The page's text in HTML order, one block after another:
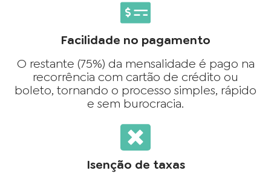
Facilidade no pagamento
O restante (75%) da mensalidade é pago na
recorrência com cartão de crédito ou
boleto, tornando o processo simples, rápido
e sem burocracia.
Isenção de taxas